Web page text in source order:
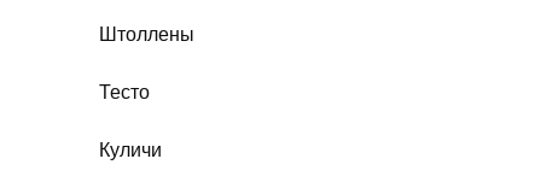
Штоллены
Тесто
Куличи